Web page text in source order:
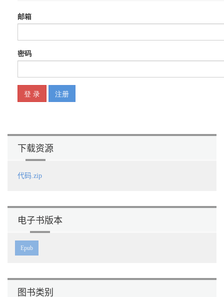
6.4 总结 205
第7章 前端工程化的未来 206
7.1.2 也不只是Web 208
下载资源
代码.zip
电子书版本
Epub
图书类别